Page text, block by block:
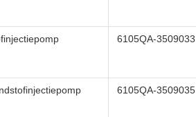
6105QA-3509033
6105QA-3509035